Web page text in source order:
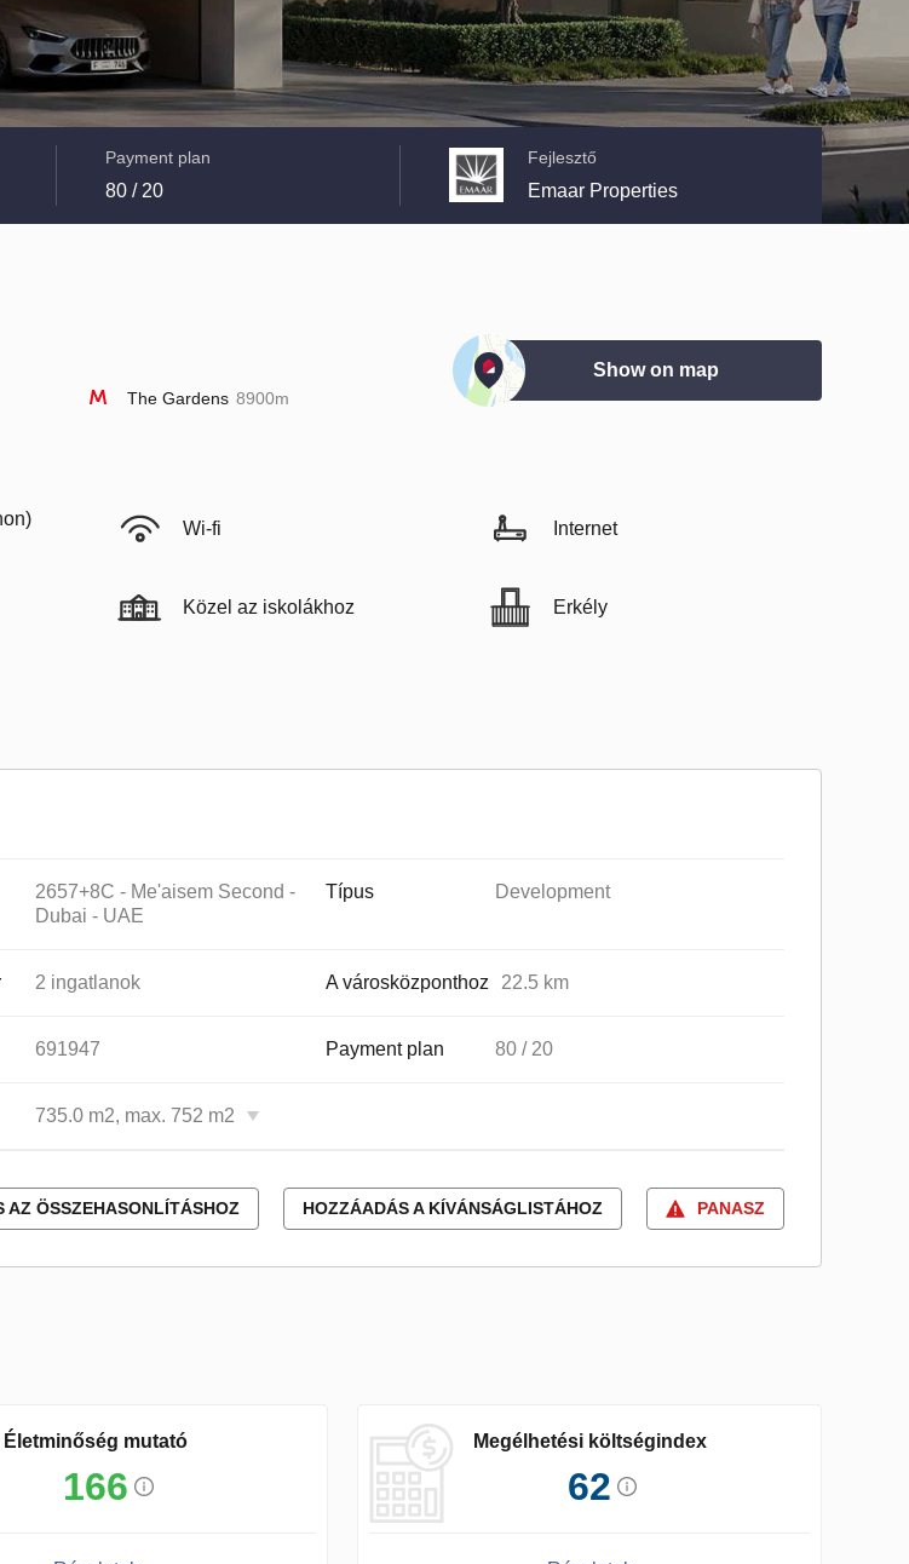
Payment plan
80 / 20
Fejlesztő
Emaar Properties
The Gardens 8900m
Show on map
Wi-fi Internet
Közel az iskolákhoz Erkély
2657+8C - Me'aisem Second -
Dubai - UAE
Típus Development
2 ingatlanok A városközponthoz 22.5 km
691947 Payment plan 80 / 20
735.0 m2, max. 752 m2
AZ ÖSSZEHASONLÍTÁSHOZ HOZZÁADÁS A KÍVÁNSÁGLISTÁHOZ PANASZ
Életminőség mutató
166
Megélhetési költségindex
62